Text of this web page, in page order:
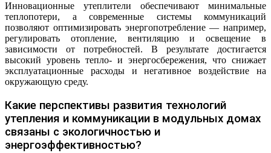
Инновационные утеплители обеспечивают минимальные
теплопотери, а современные системы коммуникаций
позволяют оптимизировать энергопотребление — например,
регулировать отопление, вентиляцию и освещение в
зависимости от потребностей. В результате достигается
высокий уровень тепло- и энергосбережения, что снижает
эксплуатационные расходы и негативное воздействие на
окружающую среду.
Какие перспективы развития технологий
утепления и коммуникации в модульных домах
связаны с экологичностью и
энергоэффективностью?